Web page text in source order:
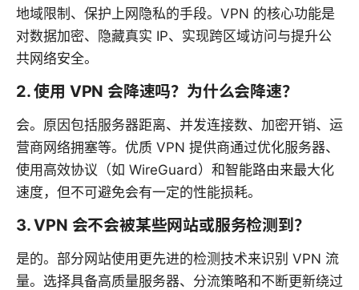
地域限制、保护上网隐私的手段。VPN 的核心功能是
对数据加密、隐藏真实 IP、实现跨区域访问与提升公
共网络安全。
2. 使用 VPN 会降速吗？为什么会降速？
会。原因包括服务器距离、并发连接数、加密开销、运
营商网络拥塞等。优质 VPN 提供商通过优化服务器、
使用高效协议（如 WireGuard）和智能路由来最大化
速度，但不可避免会有一定的性能损耗。
3. VPN 会不会被某些网站或服务检测到？
是的。部分网站使用更先进的检测技术来识别 VPN 流
量。选择具备高质量服务器、分流策略和不断更新绕过